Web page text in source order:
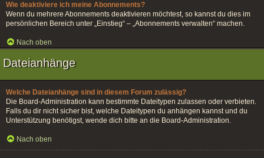
Wie deaktiviere ich meine Abonnements?
Wenn du mehrere Abonnements deaktivieren möchtest, so kannst du dies im
persönlichen Bereich unter „Einstieg“ – „Abonnements verwalten“ machen.
Nach oben
Dateianhänge
Welche Dateianhänge sind in diesem Forum zulässig?
Die Board-Administration kann bestimmte Dateitypen zulassen oder verbieten.
Falls du dir nicht sicher bist, welche Dateitypen du anhängen kannst und du
Unterstützung benötigst, wende dich bitte an die Board-Administration.
Nach oben